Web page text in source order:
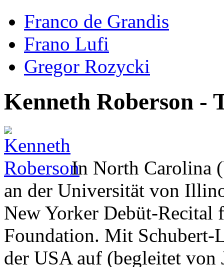
Franco de Grandis
Frano Lufi
Gregor Rozycki
Kenneth Roberson -
In North Carolina
an der Universität von
New Yorker Debüt-
Foundation. Mit Schubert-
der USA auf (begleitet von